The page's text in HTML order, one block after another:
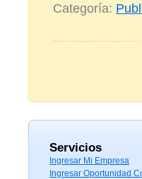
Categoría:
Servicios
Ingresar Mi Empresa
Ingresar Oportunidad